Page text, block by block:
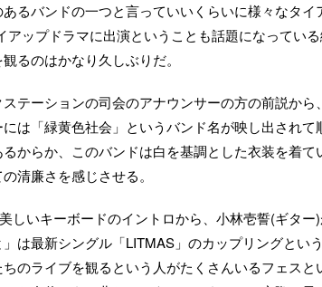
るバンドの一つと言っていいくらいに様々なタ
アップドラマに出演ということも話題になってい
るのはかなり久しぶりだ。
ステーションの司会のアナウンサーの方の前説か
には「緑黄色社会」というバンド名が映し出され
からか、このバンドは白を基調とした衣装を着
清廉さを感じさせる。
しいキーボードのイントロから、小林壱誓(ギタ
は最新シングル「LITMAS」のカップリングとい
のライブを観るという人がたくさんいるフェス